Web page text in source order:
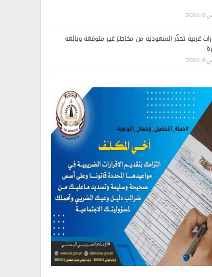
غربية تحذّر السعودية من مخاطرَ غير متوقعَة وبالغة